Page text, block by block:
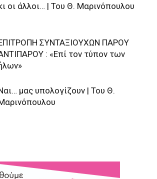
οι άλλοι… | Του Θ. Μαρινόπουλου
ΣΥΝΤΑΞΙΟΥΧΩΝ ΠΑΡΟΥ
: «Επί τον τύπον των
μας υπολογίζουν | Του Θ.